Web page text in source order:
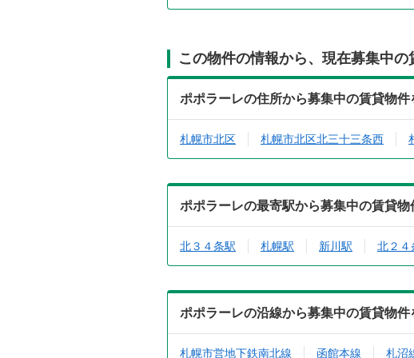
この物件の情報から、現在募集中の
ポポラーレの住所から募集中の賃貸物件
札幌市北区 札幌市北区北三十三条西
ポポラーレの最寄駅から募集中の賃貸物
北３４条駅 札幌駅 新川駅 北２４
ポポラーレの沿線から募集中の賃貸物件
札幌市営地下鉄南北線 函館本線 札沼